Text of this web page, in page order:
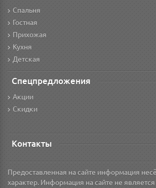
Спальня
Гостная
Прихожая
Кухня
Детская
Спецпредложения
Акции
Скидки
Контакты
Предоставленная на сайте информация
характер. Информация на сайте не